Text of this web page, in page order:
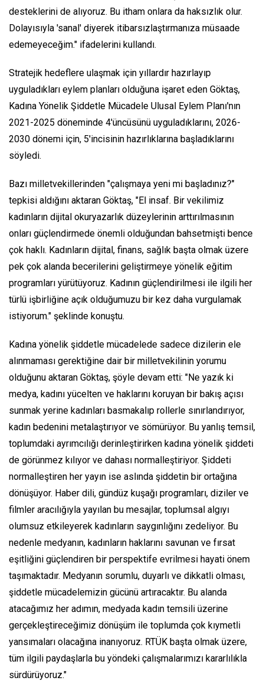
desteklerini de alıyoruz. Bu itham onlara da haksızlık olur.
Dolayısıyla 'sanal' diyerek itibarsızlaştırmanıza müsaade
edemeyeceğim." ifadelerini kullandı.
Stratejik hedeflere ulaşmak için yıllardır hazırlayıp
uyguladıkları eylem planları olduğuna işaret eden Göktaş,
Kadına Yönelik Şiddetle Mücadele Ulusal Eylem Planı'nın
2021-2025 döneminde 4'üncüsünü uyguladıklarını, 2026-
2030 dönemi için, 5'incisinin hazırlıklarına başladıklarını
söyledi.
Bazı milletvekillerinden "çalışmaya yeni mi başladınız?"
tepkisi aldığını aktaran Göktaş, "El insaf. Bir vekilimiz
kadınların dijital okuryazarlık düzeylerinin arttırılmasının
onları güçlendirmede önemli olduğundan bahsetmişti bence
çok haklı. Kadınların dijital, finans, sağlık başta olmak üzere
pek çok alanda becerilerini geliştirmeye yönelik eğitim
programları yürütüyoruz. Kadının güçlendirilmesi ile ilgili her
türlü işbirliğine açık olduğumuzu bir kez daha vurgulamak
istiyorum." şeklinde konuştu.
Kadına yönelik şiddetle mücadelede sadece dizilerin ele
alınmaması gerektiğine dair bir milletvekilinin yorumu
olduğunu aktaran Göktaş, şöyle devam etti: "Ne yazık ki
medya, kadını yücelten ve haklarını koruyan bir bakış açısı
sunmak yerine kadınları basmakalıp rollerle sınırlandırıyor,
kadın bedenini metalaştırıyor ve sömürüyor. Bu yanlış temsil,
toplumdaki ayrımcılığı derinleştirirken kadına yönelik şiddeti
de görünmez kılıyor ve dahası normalleştiriyor. Şiddeti
normalleştiren her yayın ise aslında şiddetin bir ortağına
dönüşüyor. Haber dili, gündüz kuşağı programları, diziler ve
filmler aracılığıyla yayılan bu mesajlar, toplumsal algıyı
olumsuz etkileyerek kadınların saygınlığını zedeliyor. Bu
nedenle medyanın, kadınların haklarını savunan ve fırsat
eşitliğini güçlendiren bir perspektife evrilmesi hayati önem
taşımaktadır. Medyanın sorumlu, duyarlı ve dikkatli olması,
şiddetle mücadelemizin gücünü artıracaktır. Bu alanda
atacağımız her adımın, medyada kadın temsili üzerine
gerçekleştireceğimiz dönüşüm ile toplumda çok kıymetli
yansımaları olacağına inanıyoruz. RTÜK başta olmak üzere,
tüm ilgili paydaşlarla bu yöndeki çalışmalarımızı kararlılıkla
sürdürüyoruz."